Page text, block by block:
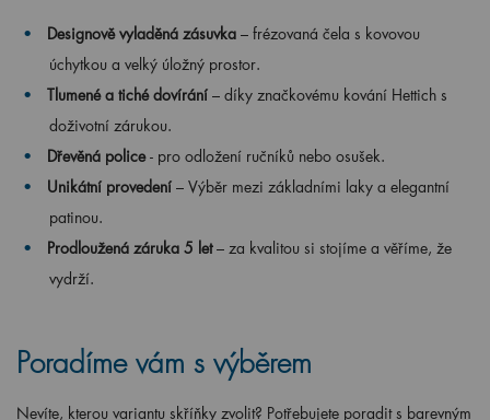
Designově vyladěná zásuvka – frézovaná čela s kovovou
úchytkou a velký úložný prostor.
Tlumené a tiché dovírání – díky značkovému kování Hettich s
doživotní zárukou.
Dřevěná police - pro odložení ručníků nebo osušek.
Unikátní provedení – Výběr mezi základními laky a elegantní
patinou.
Prodloužená záruka 5 let – za kvalitou si stojíme a věříme, že
vydrží.
Poradíme vám s výběrem
Nevíte, kterou variantu skříňky zvolit? Potřebujete poradit s barevným